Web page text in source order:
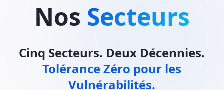
Nos Secteurs
Cinq Secteurs. Deux Décennies.
Tolérance Zéro pour les
Vulnérabilités.